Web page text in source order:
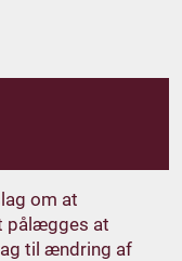
om at
pålægges at
til ændring af